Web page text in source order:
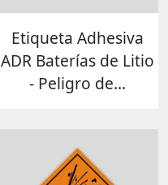
Etiqueta Adhesiva
ADR Baterías de Litio
- Peligro de...